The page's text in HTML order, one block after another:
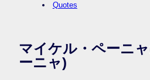
Quotes
マイケル・ペーニャ
ーニャ)